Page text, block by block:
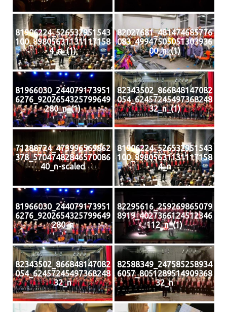
81906224_526532951543
100_89805631131117158
4_n_(1)
82027681_481474685776
083_49947505051303936
00_n_(1)
81966030_244079173951
6276_9202654325799649
280_n_(1)
82343502_866848147082
054_62457245497368248
32_n_(1)
71288724_473996569862
378_57047482846570086
40_n-scaled
81906224_526532951543
100_89805631131117158
4_n
81966030_244079173951
6276_9202654325799649
280_n
82295616_259269865079
8919_4027366124512346
112_n_(1)
82343502_866848147082
054_62457245497368248
32_n
82588349_247585258934
6057_8051289514909368
32_n